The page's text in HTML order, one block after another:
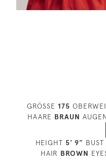
GRÖSSE 175
HAARE BRAUN
HEIGHT 5' 9" BUST
HAIR BROWN